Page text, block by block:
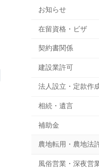
お知らせ
在留資格・ビザ
契約書関係
建設業許可
法人設立・定款作
相続・遺言
補助金
農地転用・農地法
風俗営業・深夜営